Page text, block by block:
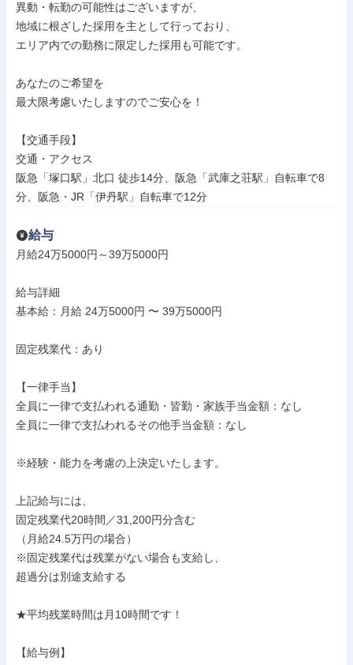
異動・転勤の可能性はございますが、
地域に根ざした採用を主として行っており、
エリア内での勤務に限定した採用も可能です。
あなたのご希望を
最大限考慮いたしますのでご安心を！
【交通手段】
交通・アクセス
阪急「塚口駅」北口 徒歩14分、阪急「武庫之荘駅」自転車で8
分、阪急・JR「伊丹駅」自転車で12分
給与
月給24万5000円～39万5000円
給与詳細
基本給：月給 24万5000円 〜 39万5000円
固定残業代：あり
【一律手当】
全員に一律で支払われる通勤・皆勤・家族手当金額：なし
全員に一律で支払われるその他手当金額：なし
※経験・能力を考慮の上決定いたします。
上記給与には、
固定残業代20時間／31,200円分含む
（月給24.5万円の場合）
※固定残業代は残業がない場合も支給し、
超過分は別途支給する
★平均残業時間は月10時間です！
【給与例】